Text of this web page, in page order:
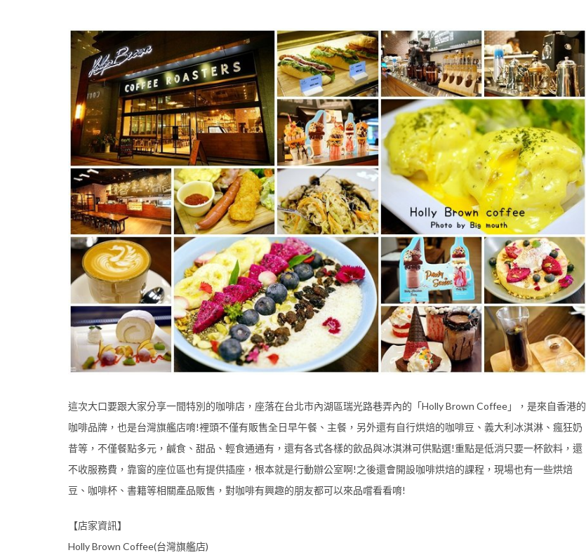
這次大口要跟大家分享一間特別的咖啡店，座落在台北市內湖區瑞光路巷弄內的「Holly Brown Coffee」，是來自香港的
咖啡品牌，也是台灣旗艦店唷!裡頭不僅有販售全日早午餐、主餐，另外還有自行烘焙的咖啡豆、義大利冰淇淋、瘋狂奶
昔等，不僅餐點多元，鹹食、甜品、輕食通通有，還有各式各樣的飲品與冰淇淋可供點選!重點是低消只要一杯飲料，還
不收服務費，靠窗的座位區也有提供插座，根本就是行動辦公室啊!之後還會開設咖啡烘焙的課程，現場也有一些烘焙
豆、咖啡杯、書籍等相關產品販售，對咖啡有興趣的朋友都可以來品嚐看看唷!
【店家資訊】
Holly Brown Coffee(台灣旗艦店)